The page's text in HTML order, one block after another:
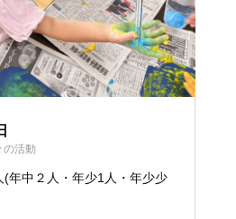
の活動
年中２人・年少1人・年少少